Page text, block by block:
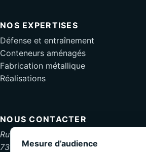
NOS EXPERTISES
Défense et entraînement
Conteneurs aménagés
Fabrication métallique
Réalisations
NOUS CONTACTER
Rue de la Frontière 39
7380 Quiévrain, Belgique
Mesure d’audience